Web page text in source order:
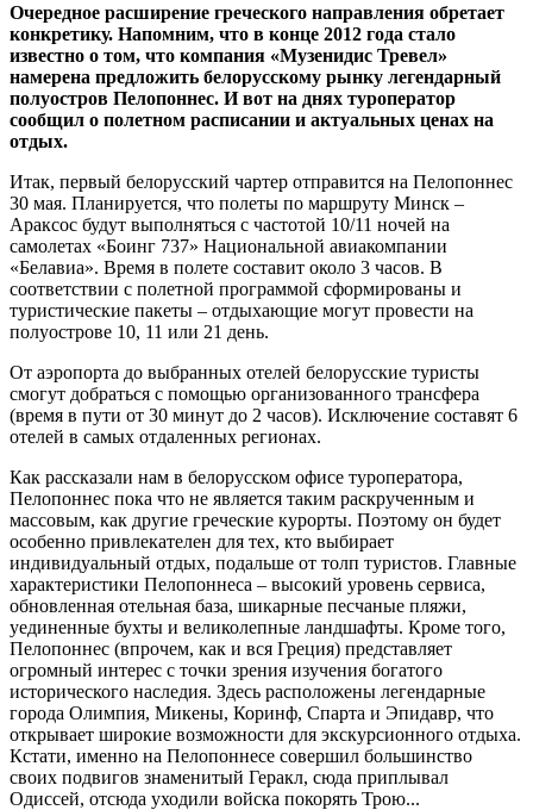
Очередное расширение греческого направления обретает
конкретику. Напомним, что в конце 2012 года стало
известно о том, что компания «Музенидис Тревел»
намерена предложить белорусскому рынку легендарный
полуостров Пелопоннес. И вот на днях туроператор
сообщил о полетном расписании и актуальных ценах на
отдых.
Итак, первый белорусский чартер отправится на Пелопоннес
30 мая. Планируется, что полеты по маршруту Минск –
Араксос будут выполняться с частотой 10/11 ночей на
самолетах «Боинг 737» Национальной авиакомпании
«Белавиа». Время в полете составит около 3 часов. В
соответствии с полетной программой сформированы и
туристические пакеты – отдыхающие могут провести на
полуострове 10, 11 или 21 день.
От аэропорта до выбранных оте­лей белорусские туристы
смогут добраться с помощью организованного трансфера
(время в пути от 30 минут до 2 часов). Исключение составят 6
отелей в самых отдаленных регионах.
Как рассказали нам в белорусском офисе туроператора,
Пелопоннес пока что не является таким раскрученным и
массовым, как другие греческие курорты. Поэтому он будет
особенно привлекателен для тех, кто выбирает
индивидуальный отдых, подальше от толп туристов. Главные
характеристики Пелопоннеса – высокий уровень сервиса,
обновленная отельная база, шикарные песчаные пляжи,
уединенные бухты и великолепные ландшафты. Кроме того,
Пелопоннес (впрочем, как и вся Греция) представляет
огромный интерес с точки зрения изучения богатого
исторического наследия. Здесь расположены легендарные
города Олимпия, Микены, Коринф, Спарта и Эпидавр, что
открывает широкие возможности для экскурсионного отдыха.
Кстати, именно на Пелопоннесе совершил большинство
своих подвигов знаменитый Геракл, сюда приплывал
Одиссей, отсюда уходили войска покорять Трою...